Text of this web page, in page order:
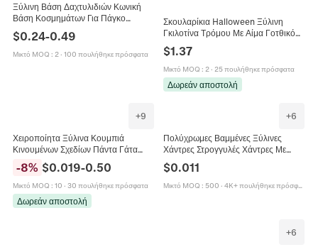
Ξύλινη Βάση Δαχτυλιδιών Κωνική
Βάση Κοσμημάτων Για Πάγκο
$0.24-0.49
Μικτό MOQ : 2· 100 πουλήθηκε πρόσφατα
Σκουλαρίκια Halloween Ξύλινη
Γκιλοτίνα Τρόμου Με Αίμα Γοτθικό
Κόσμημα Για Πάρτι Γυναικείο
$1.37
Μικτό MOQ : 2· 25 πουλήθηκε πρόσφατα
Δωρεάν αποστολή
+9
Χειροποίητα Ξύλινα Κουμπιά
Κινουμένων Σχεδίων Πάντα Γάτα
Κοσμημάτων για Βραχιόλι
Σκουλαρίκι Ρούχα Ραπτική
Διακόσμηση
-8% $0.019-0.50
Μικτό MOQ : 10 · 30 πουλήθηκε πρόσφατα
Δωρεάν αποστολή
+6
Πολύχρωμες Βαμμένες Ξύλινες
Χάντρες Στρογγυλές Χάντρες Με
DIY Χειροτεχνία Τέχνες
$0.011
Μικτό MOQ : 500 · 4K+ πουλήθηκε πρόσφατα
+6